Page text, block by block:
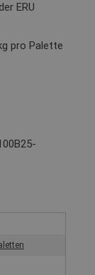
ERU
pro Palette